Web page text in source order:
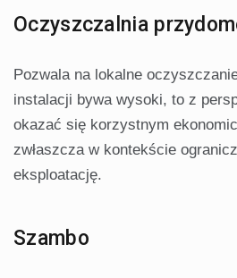
Oczyszczalnia
Pozwala na lokalne
instalacji bywa wysoki, to z
okazać się korzystnym
zwłaszcza w kontekście
eksploatację.
Szambo